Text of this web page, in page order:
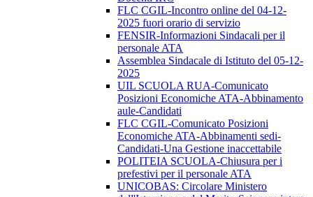
FLC CGIL-Incontro online del 04-12-
2025 fuori orario di servizio
FENSIR-Informazioni Sindacali per il
personale ATA
Assemblea Sindacale di Istituto del 05-12-
2025
UIL SCUOLA RUA-Comunicato
Posizioni Economiche ATA-Abbinamento
aule-Candidati
FLC CGIL-Comunicato Posizioni
Economiche ATA-Abbinamenti sedi-
Candidati-Una Gestione inaccettabile
POLITEIA SCUOLA-Chiusura per i
prefestivi per il personale ATA
UNICOBAS: Circolare Ministero